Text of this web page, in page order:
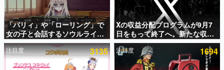
アプリセール情報
インタビュー
連載・特集一覧
「パリィ」や「ローリング」で
女の子と会話するソウルライク
恋愛ゲーム『小早川さんはソウ
ルライク』無料公開。返事に失
敗すると「YOU DIED」
Xの収益分配プログラムが9月7
日をもって終了へ。新たな収益
化制度「Original Content
Rewards Program」を発表
注目度 3135 注目度 1694